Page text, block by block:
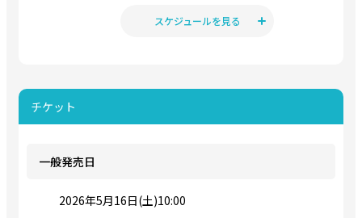
スケジュールを見る
チケット
一般発売日
2026年5月16日(土)10:00